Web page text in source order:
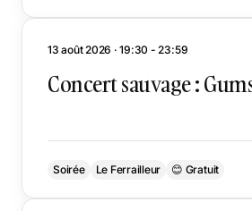
13 août 2026 · 19:30 - 23:59
Concert sauvage :
Soirée Le Ferrailleur 😊 Gratuit